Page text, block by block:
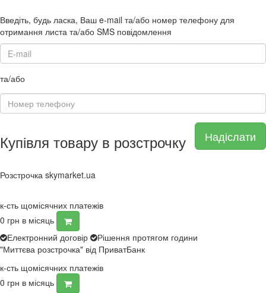
Введіть, будь ласка, Ваш e-mail та/або номер телефону для
отримання листа та/або SMS повідомлення
та/або
Надіслати
Купівля товару в розстрочку
Розстрочка skymarket.ua
к-сть щомісячних платежів
0 грн в місяць
Електронний договір
Рішення протягом години
"Миттєва розстрочка" від ПриватБанк
к-сть щомісячних платежів
0 грн в місяць